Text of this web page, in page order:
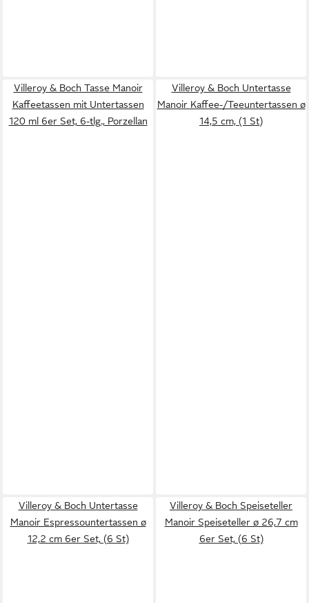
Villeroy & Boch Tasse Manoir
Kaffeetassen mit Untertassen
120 ml 6er Set, 6-tlg., Porzellan
Villeroy & Boch Untertasse
Manoir Kaffee-/Teeuntertassen ø
14,5 cm, (1 St)
Villeroy & Boch Untertasse
Manoir Espressountertassen ø
12,2 cm 6er Set, (6 St)
Villeroy & Boch Speiseteller
Manoir Speiseteller ø 26,7 cm
6er Set, (6 St)